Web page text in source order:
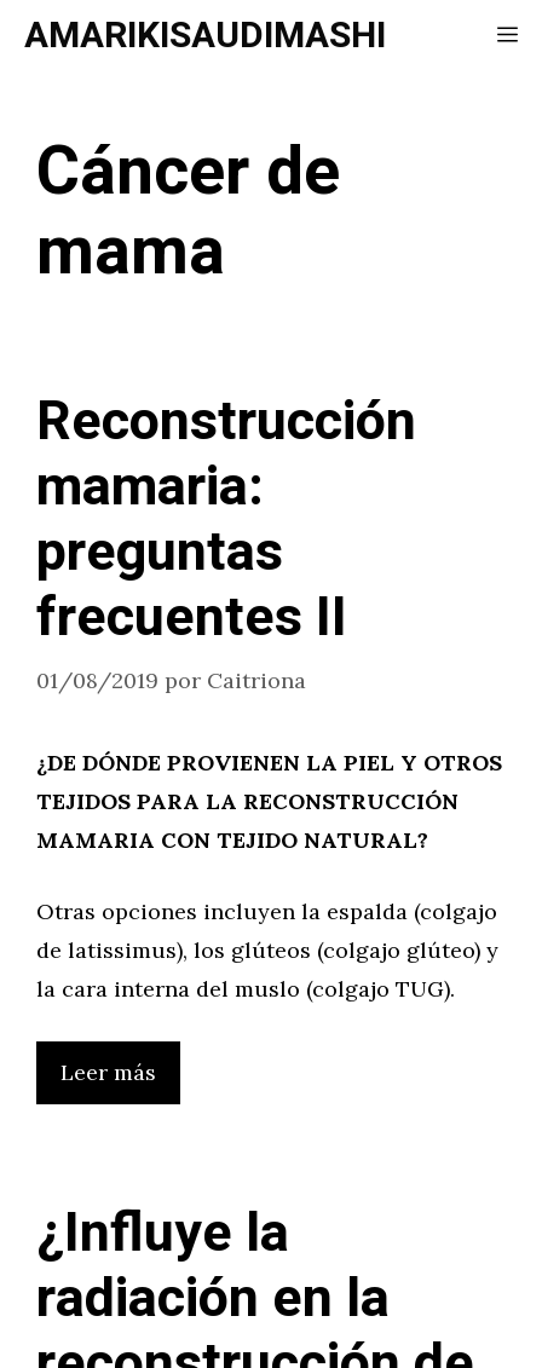
Saltar
AMARIKISAUDIMASHI
Cáncer de
mama
Reconstrucción
mamaria:
preguntas
frecuentes II
01/08/2019 por Caitriona
¿DE DÓNDE PROVIENEN LA PIEL Y OTROS
TEJIDOS PARA LA RECONSTRUCCIÓN
MAMARIA CON TEJIDO NATURAL?
Otras opciones incluyen la espalda (colgajo
de latissimus), los glúteos (colgajo glúteo) y
la cara interna del muslo (colgajo TUG).
Leer más
¿Influye la
radiación en la